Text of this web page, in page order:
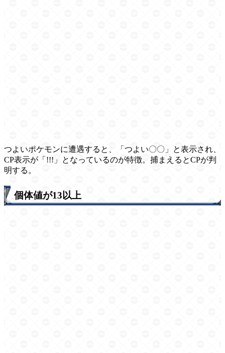
つよいポケモンに遭遇すると、「つよい〇〇」と表示され、
CP表示が「!!!」となっているのが特徴。捕まえるとCPが判
明する。
個体値が13以上